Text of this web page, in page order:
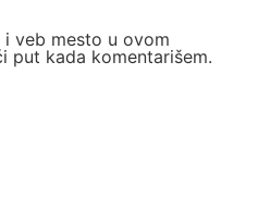
veb mesto u ovom
put kada komentarišem.